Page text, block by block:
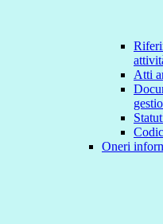
Atti
Oneri